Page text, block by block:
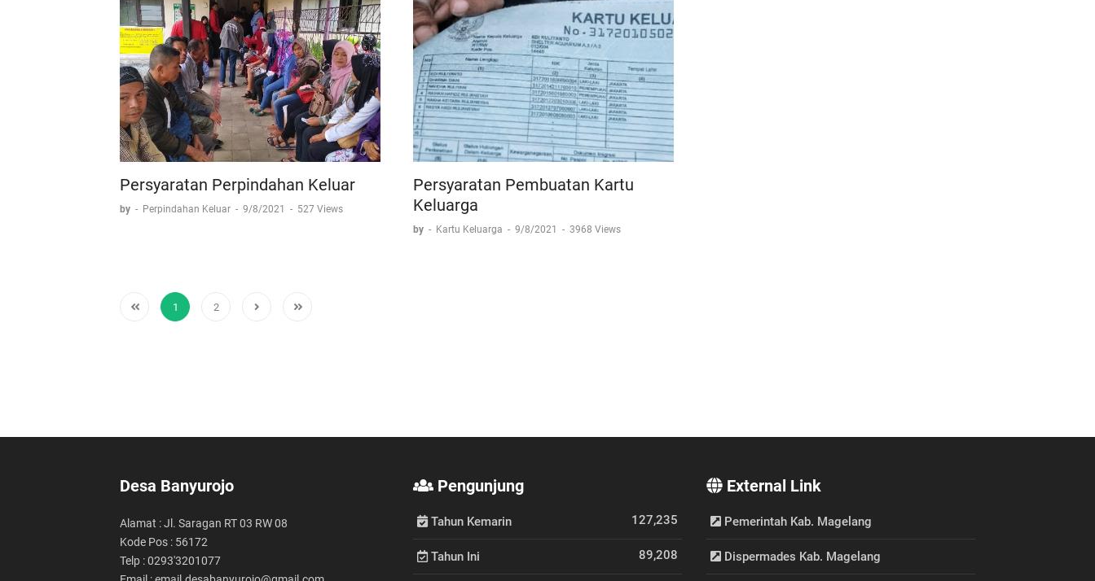
Persyaratan Perpindahan Keluar
by - Perpindahan Keluar - 9/8/2021 - 527 Views
Persyaratan Pembuatan Kartu
Keluarga
by - Kartu Keluarga - 9/8/2021 - 3968 Views
1 2
Desa Banyurojo
Alamat : Jl. Saragan RT 03 RW 08
Kode Pos : 56172
Telp : 0293'3201077
Pengunjung
Tahun Kemarin 127,235
Tahun Ini 89,208
External Link
Pemerintah Kab. Magelang
Dispermades Kab. Magelang